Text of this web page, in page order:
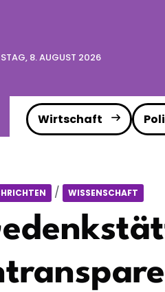
8. AUGUST 2026
Wirtschaft
/ WISSENSCHAFT